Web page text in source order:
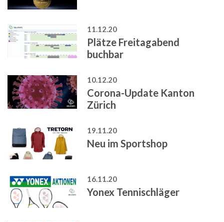
11.12.20
Plätze Freitagabend
buchbar
10.12.20
Corona-Update Kanton
Zürich
19.11.20
Neu im Sportshop
16.11.20
Yonex Tennischläger